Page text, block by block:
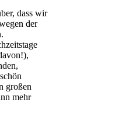
dass wir
der
großen
mehr